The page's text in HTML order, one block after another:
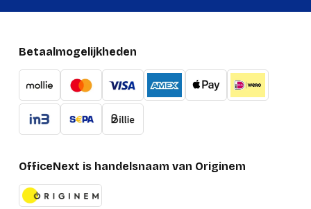
Betaalmogelijkheden
OfficeNext is handelsnaam van Originem